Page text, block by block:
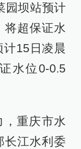
园坝站预计
将超保证水
15日凌晨
水位0-0.5
，重庆市水
长江水利委